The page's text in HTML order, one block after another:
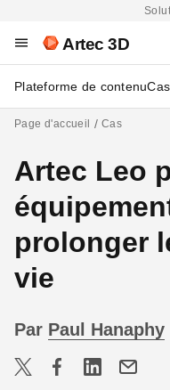
Artec 3D
Plateforme de contenuCas
Page d'accueil Cas
Artec Leo
prolonger
vie
Par Paul Hanaphy